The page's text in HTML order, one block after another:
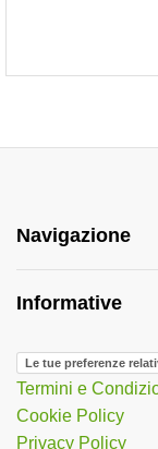
Navigazione
Informative
Le tue preferenze
Termini e
Cookie Policy
Privacy Policy